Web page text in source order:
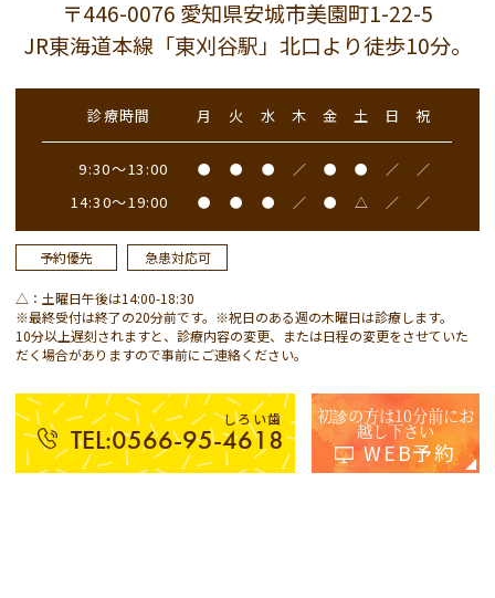
〒446-0076 愛知県安城市美園町1-22-5
JR東海道本線「東刈谷駅」北口より徒歩10分。
診療時間 月 火 水 木 金 土 日 祝
9:30～13:00 ● ● ● ／ ● ● ／ ／
14:30～19:00 ● ● ● ／ ● △ ／ ／
予約優先 急患対応可
△：土曜日午後は14:00-18:30
※最終受付は終了の20分前です。※祝日のある週の木曜日は診療します。
10分以上遅刻されますと、診療内容の変更、または日程の変更をさせていた
だく場合がありますので事前にご連絡ください。
しろい歯
TEL:0566-95-4618
初診の方は10分前にお
越し下さい
WEB予約